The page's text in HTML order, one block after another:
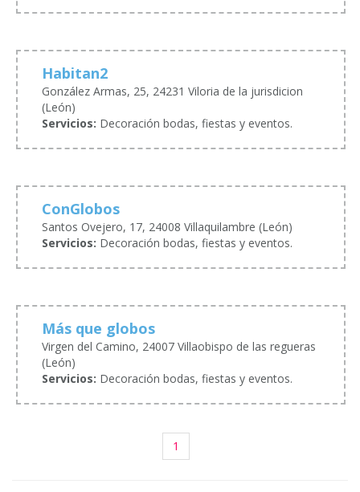
Habitan2
González Armas, 25, 24231 Viloria de la jurisdicion
(León)
Servicios: Decoración bodas, fiestas y eventos.
ConGlobos
Santos Ovejero, 17, 24008 Villaquilambre (León)
Servicios: Decoración bodas, fiestas y eventos.
Más que globos
Virgen del Camino, 24007 Villaobispo de las regueras
(León)
Servicios: Decoración bodas, fiestas y eventos.
1